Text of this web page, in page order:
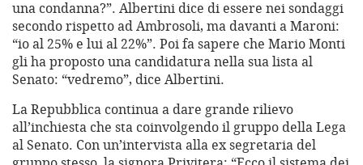
una condanna?”. Albertini dice di essere nei sondaggi
secondo rispetto ad Ambrosoli, ma davanti a Maroni:
“io al 25% e lui al 22%”. Poi fa sapere che Mario Monti
gli ha proposto una candidatura nella sua lista al
Senato: “vedremo”, dice Albertini.
La Repubblica continua a dare grande rilievo
all’inchiesta che sta coinvolgendo il gruppo della Lega
al Senato. Con un’intervista alla ex segretaria del